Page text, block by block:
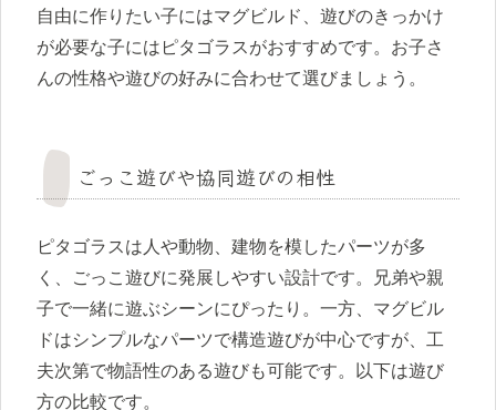
自由に作りたい子にはマグビルド、遊びのきっかけ
が必要な子にはピタゴラスがおすすめです。お子さ
んの性格や遊びの好みに合わせて選びましょう。
ごっこ遊びや協同遊びの相性
ピタゴラスは人や動物、建物を模したパーツが多
く、ごっこ遊びに発展しやすい設計です。兄弟や親
子で一緒に遊ぶシーンにぴったり。一方、マグビル
ドはシンプルなパーツで構造遊びが中心ですが、工
夫次第で物語性のある遊びも可能です。以下は遊び
方の比較です。